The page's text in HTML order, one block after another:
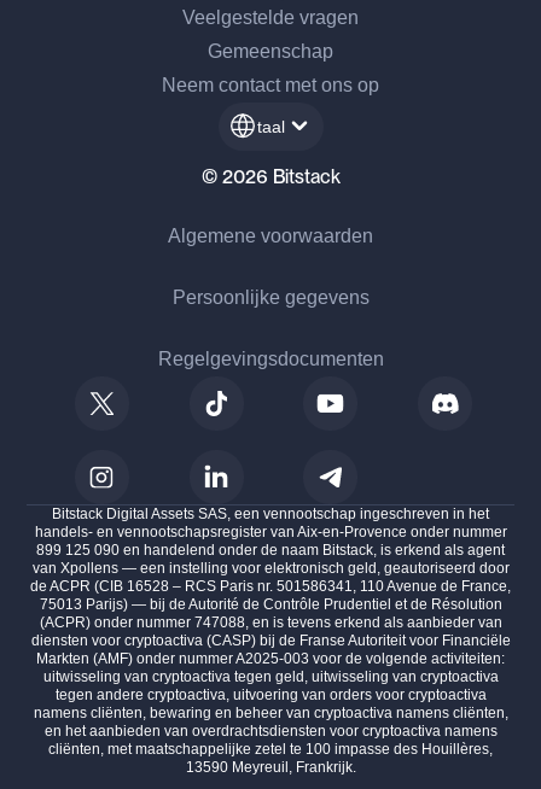
Veelgestelde vragen
Gemeenschap
Neem contact met ons op
taal
© 2026 Bitstack
Algemene voorwaarden
Persoonlijke gegevens
Regelgevingsdocumenten
Bitstack Digital Assets SAS, een vennootschap ingeschreven in het
handels- en vennootschapsregister van Aix-en-Provence onder nummer
899 125 090 en handelend onder de naam Bitstack, is erkend als agent
van Xpollens — een instelling voor elektronisch geld, geautoriseerd door
de ACPR (CIB 16528 – RCS Paris nr. 501586341, 110 Avenue de France,
75013 Parijs) — bij de Autorité de Contrôle Prudentiel et de Résolution
(ACPR) onder nummer 747088, en is tevens erkend als aanbieder van
diensten voor cryptoactiva (CASP) bij de Franse Autoriteit voor Financiële
Markten (AMF) onder nummer A2025-003 voor de volgende activiteiten:
uitwisseling van cryptoactiva tegen geld, uitwisseling van cryptoactiva
tegen andere cryptoactiva, uitvoering van orders voor cryptoactiva
namens cliënten, bewaring en beheer van cryptoactiva namens cliënten,
en het aanbieden van overdrachtsdiensten voor cryptoactiva namens
cliënten, met maatschappelijke zetel te 100 impasse des Houillères,
13590 Meyreuil, Frankrijk.